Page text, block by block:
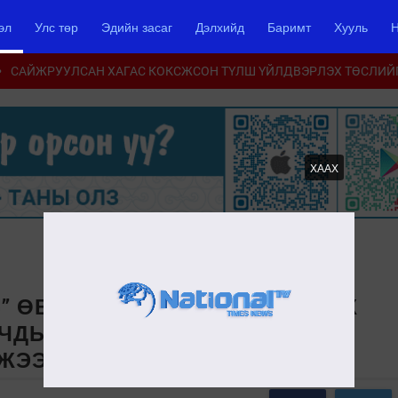
Улс төр Эдийн засаг Дэлхийд Баримт Хууль
ХААХ
САЙЖРУУЛСАН ХАГАС КОКСЖСОН ТҮЛШ ҮЙЛДВЭРЛЭХ
ӨВЛИЙН ОЛИМПОД ОРОЛЦОХ
ХУВЦАСЫГ ”ГОЁЛ